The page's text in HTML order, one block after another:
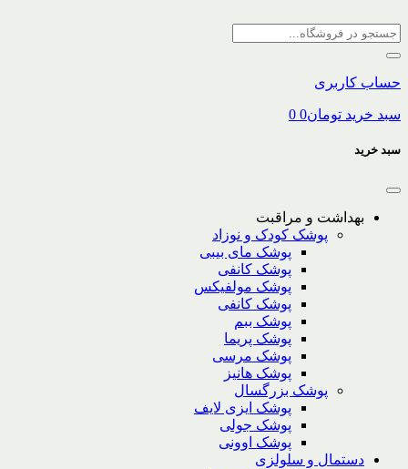
حساب کاربری
سبد خرید تومان0
0
سبد خرید
بهداشت و مراقبت
پوشک کودک و نوزاد
پوشک مای بیبی
پوشک کانفی
پوشک مولفیکس
پوشک کانفی
پوشک ببم
پوشک پریما
پوشک مرسی
پوشک هانیز
پوشک بزرگسال
پوشک ایزی لایف
پوشک جولی
پوشک اوونی
دستمال و سلولزی